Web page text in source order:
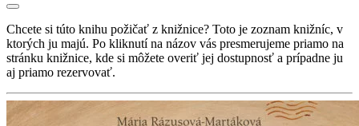
Chcete si túto knihu požičať z knižnice? Toto je zoznam knižníc, v
ktorých ju majú. Po kliknutí na názov vás presmerujeme priamo na
stránku knižnice, kde si môžete overiť jej dostupnosť a prípadne ju
aj priamo rezervovať.